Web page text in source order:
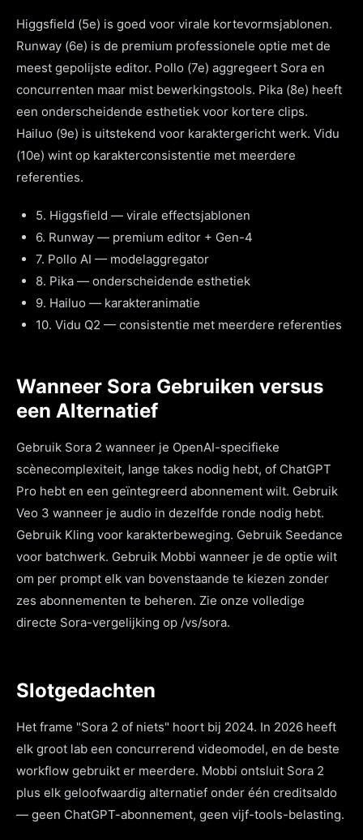
Higgsfield (5e) is goed voor virale kortevormsjablonen.
Runway (6e) is de premium professionele optie met de
meest gepolijste editor. Pollo (7e) aggregeert Sora en
concurrenten maar mist bewerkingstools. Pika (8e) heeft
een onderscheidende esthetiek voor kortere clips.
Hailuo (9e) is uitstekend voor karaktergericht werk. Vidu
(10e) wint op karakterconsistentie met meerdere
referenties.
5. Higgsfield — virale effectsjablonen
6. Runway — premium editor + Gen-4
7. Pollo AI — modelaggregator
8. Pika — onderscheidende esthetiek
9. Hailuo — karakteranimatie
10. Vidu Q2 — consistentie met meerdere referenties
Wanneer Sora Gebruiken versus
een Alternatief
Gebruik Sora 2 wanneer je OpenAI-specifieke
scènecomplexiteit, lange takes nodig hebt, of ChatGPT
Pro hebt en een geïntegreerd abonnement wilt. Gebruik
Veo 3 wanneer je audio in dezelfde ronde nodig hebt.
Gebruik Kling voor karakterbeweging. Gebruik Seedance
voor batchwerk. Gebruik Mobbi wanneer je de optie wilt
om per prompt elk van bovenstaande te kiezen zonder
zes abonnementen te beheren. Zie onze volledige
directe Sora-vergelijking op /vs/sora.
Slotgedachten
Het frame "Sora 2 of niets" hoort bij 2024. In 2026 heeft
elk groot lab een concurrerend videomodel, en de beste
workflow gebruikt er meerdere. Mobbi ontsluit Sora 2
plus elk geloofwaardig alternatief onder één creditsaldo
— geen ChatGPT-abonnement, geen vijf-tools-belasting.